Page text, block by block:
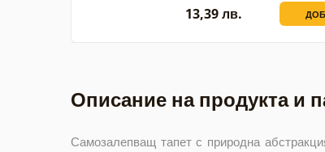
13,39 лв.
Описание на продукта и
Самозалепващ тапет с природна